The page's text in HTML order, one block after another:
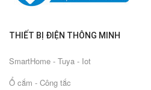
THIẾT BỊ ĐIỆN THÔNG MINH
SmartHome - Tuya - Iot
Ổ cắm - Công tắc